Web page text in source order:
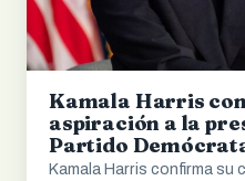
Kamala Harris
aspiración a la
Partido
Kamala Harris confirma